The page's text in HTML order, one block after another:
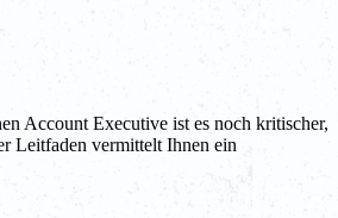
Account Executive ist es noch kritischer,
Leitfaden vermittelt Ihnen ein